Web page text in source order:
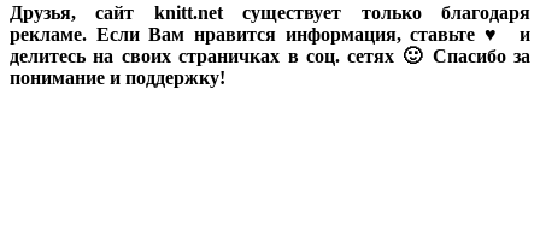
Друзья, сайт knitt.net существует только благодаря
рекламе. Если Вам нравится информация, ставьте ♥ и
делитесь на своих страничках в соц. сетях 🙂 Спасибо за
понимание и поддержку!